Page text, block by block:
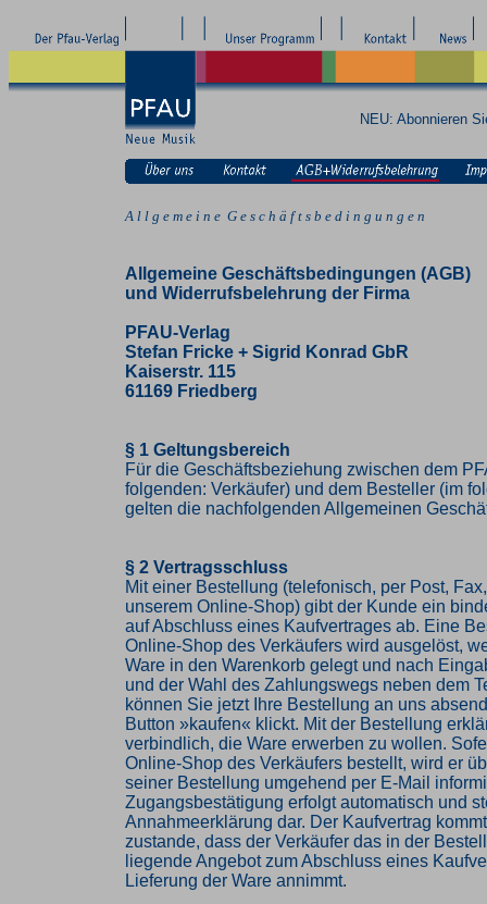
NEU: Abonnieren
A l l g e m e i n e G e s c h ä f t s b e d i n g u n g e n
Allgemeine Geschäftsbedingungen (AGB)
und Widerrufsbelehrung der Firma
PFAU-Verlag
Stefan Fricke + Sigrid Konrad GbR
Kaiserstr. 115
61169 Friedberg
§ 1 Geltungsbereich
Für die Geschäftsbeziehung zwischen dem
folgenden: Verkäufer) und dem Besteller (im
gelten die nachfolgenden Allgemeinen
§ 2 Vertragsschluss
Mit einer Bestellung (telefonisch, per Post,
unserem Online-Shop) gibt der Kunde ein
auf Abschluss eines Kaufvertrages ab. Eine
Online-Shop des Verkäufers wird ausgelöst,
Ware in den Warenkorb gelegt und nach
und der Wahl des Zahlungswegs neben dem
können Sie jetzt Ihre Bestellung an uns
Button »kaufen« klickt. Mit der Bestellung
verbindlich, die Ware erwerben zu wollen.
Online-Shop des Verkäufers bestellt, wird er
seiner Bestellung umgehend per E-Mail
Zugangsbestätigung erfolgt automatisch und
Annahmeerklärung dar. Der Kaufvertrag
zustande, dass der Verkäufer das in der
liegende Angebot zum Abschluss eines
Lieferung der Ware annimmt.